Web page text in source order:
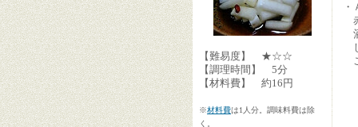
【難易度】 ★☆☆
【調理時間】 5分
【材料費】 約16円
※材料費は1人分。調味料費は除
く。
・